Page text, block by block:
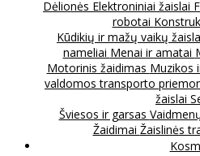
Dėlionės Elektroniniai žaislai
robotai
Kūdikių ir mažų vaikų
nameliai Menai ir amatai
Motorinis žaidimas Muzikos
valdomos transporto
žaislai
Šviesos ir garsas
Žaidimai Žaislinės